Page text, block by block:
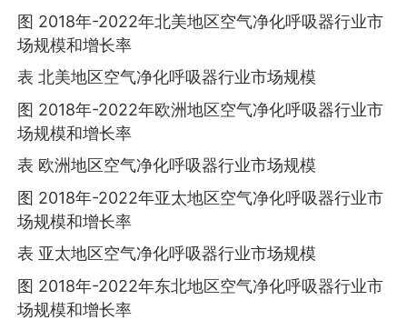
图 2018年-2022年北美地区空气净化呼吸器行业市
场规模和增长率
表 北美地区空气净化呼吸器行业市场规模
图 2018年-2022年欧洲地区空气净化呼吸器行业市
场规模和增长率
表 欧洲地区空气净化呼吸器行业市场规模
图 2018年-2022年亚太地区空气净化呼吸器行业市
场规模和增长率
表 亚太地区空气净化呼吸器行业市场规模
图 2018年-2022年东北地区空气净化呼吸器行业市
场规模和增长率